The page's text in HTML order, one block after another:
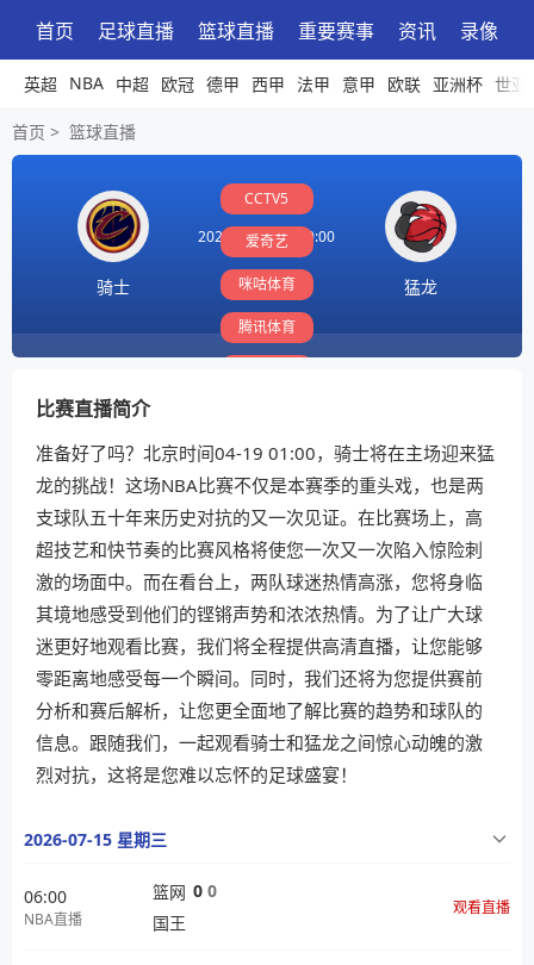
首页 足球直播 篮球直播 重要赛事 资讯 录像
英超 NBA 中超 欧冠 德甲 西甲 法甲 意甲 欧联 亚洲杯 世亚
首页 > 篮球直播
骑士
CCTV5
爱奇艺
咪咕体育
腾讯体育
2026-04-19 01:00:00
猛龙
比赛直播简介
准备好了吗？北京时间04-19 01:00，骑士将在主场迎来猛
龙的挑战！这场NBA比赛不仅是本赛季的重头戏，也是两
支球队五十年来历史对抗的又一次见证。在比赛场上，高
超技艺和快节奏的比赛风格将使您一次又一次陷入惊险刺
激的场面中。而在看台上，两队球迷热情高涨，您将身临
其境地感受到他们的铿锵声势和浓浓热情。为了让广大球
迷更好地观看比赛，我们将全程提供高清直播，让您能够
零距离地感受每一个瞬间。同时，我们还将为您提供赛前
分析和赛后解析，让您更全面地了解比赛的趋势和球队的
信息。跟随我们，一起观看骑士和猛龙之间惊心动魄的激
烈对抗，这将是您难以忘怀的足球盛宴！
2026-07-15 星期三
06:00
NBA直播
篮网
国王
0 0
观看直播